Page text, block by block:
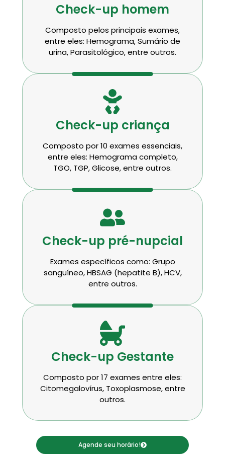
Check-up homem
Composto pelos principais exames,
entre eles: Hemograma, Sumário de
urina, Parasitológico, entre outros.
Check-up criança
Composto por 10 exames essenciais,
entre eles: Hemograma completo,
TGO, TGP, Glicose, entre outros.
Check-up pré-nupcial
Exames específicos como: Grupo
sanguíneo, HBSAG (hepatite B), HCV,
entre outros.
Check-up Gestante
Composto por 17 exames entre eles:
Citomegalovírus, Toxoplasmose, entre
outros.
Agende seu horário!